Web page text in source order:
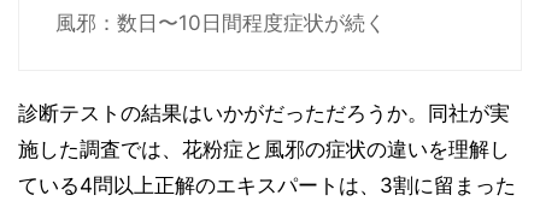
風邪：数日〜10日間程度症状が続く
診断テストの結果はいかがだっただろうか。同社が実
施した調査では、花粉症と風邪の症状の違いを理解し
ている4問以上正解のエキスパートは、3割に留まった